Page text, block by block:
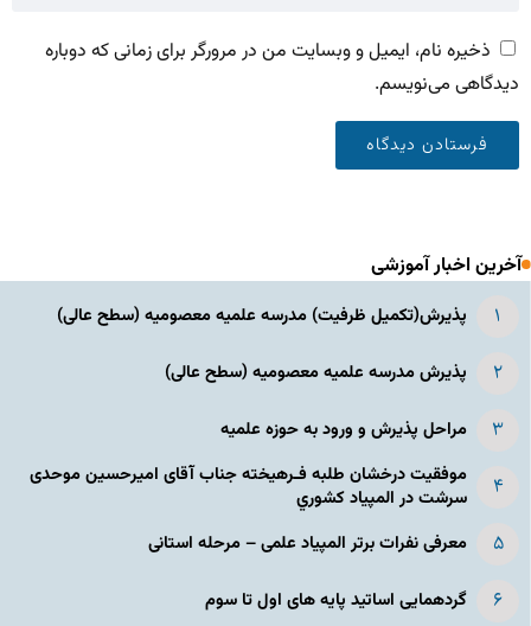
ذخیره نام، ایمیل و وبسایت من در مرورگر برای زمانی که دوباره
دیدگاهی می‌نویسم.
آخرین اخبار آموزشی
پذیرش(تکمیل ظرفیت) مدرسه علمیه معصومیه‌ (سطح عالی)
پذیرش مدرسه علمیه معصومیه‌ (سطح عالی)
مراحل پذیرش و ورود به حوزه علمیه
موفقیت درخشان طلبه فـرهیخته جناب آقای امیرحسین موحدی
سرشت در المپياد كشوري
معرفی نفرات برتر المپیاد علمی – مرحله استانی
گردهمایی اساتید پایه های اول تا سوم